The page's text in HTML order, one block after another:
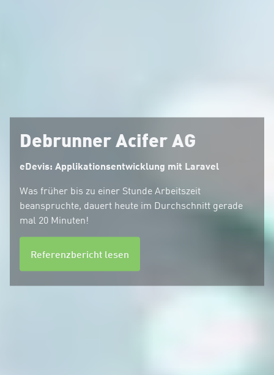
Debrunner Acifer AG
eDevis: Applikationsentwicklung mit Laravel
Was früher bis zu einer Stunde Arbeitszeit
beanspruchte, dauert heute im Durchschnitt gerade
mal 20 Minuten!
Referenzbericht lesen